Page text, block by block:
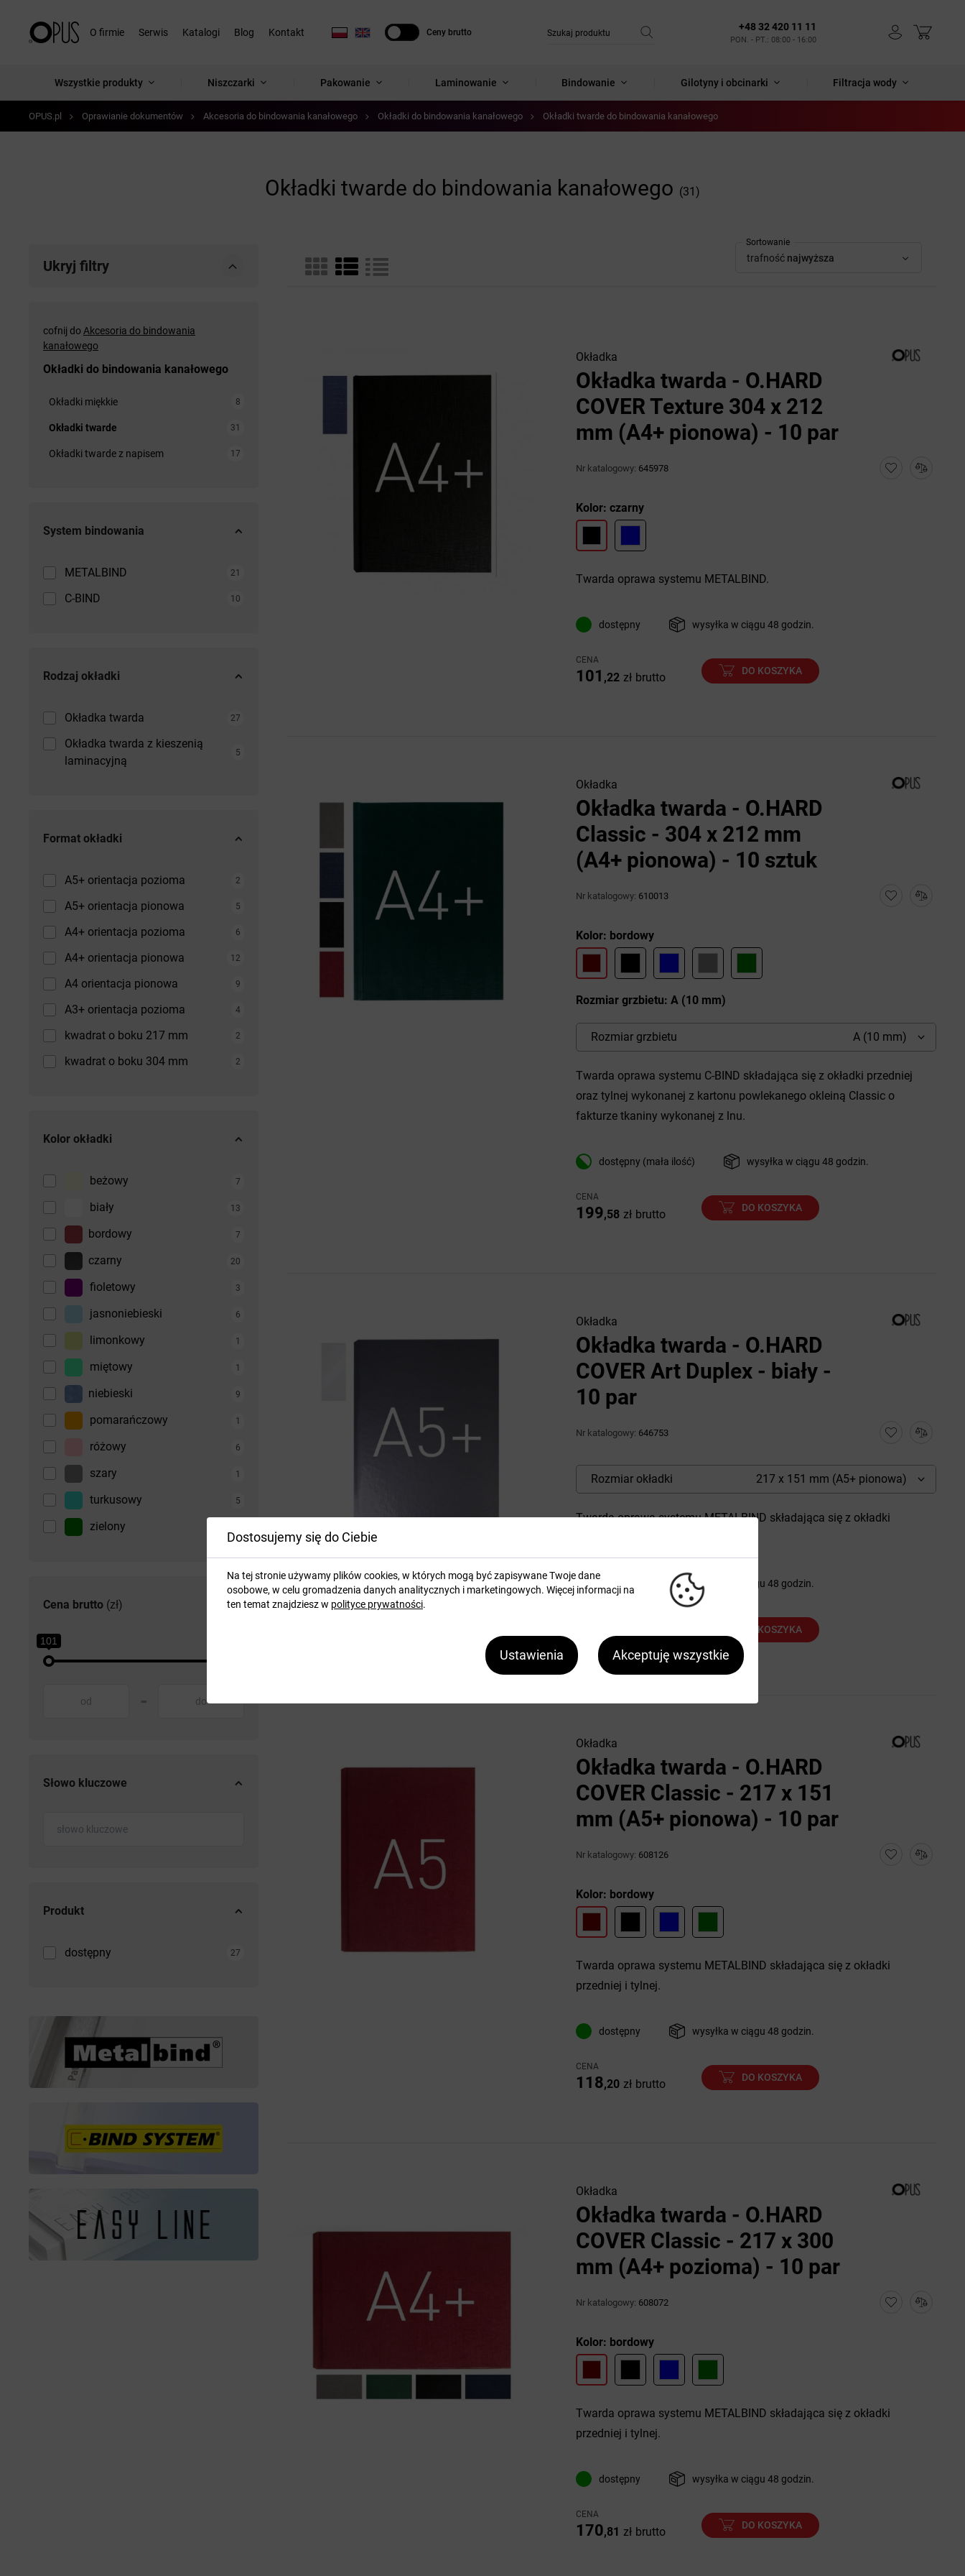
O firmie Serwis Katalogi Blog Kontakt
Ceny brutto
+48 32 420 11 11
PON. - PT.: 08:00 - 16:00
Wszystkie produkty Niszczarki Pakowanie Laminowanie Bindowanie Gilotyny i obcinarki Filtracja wody
OPUS.pl Oprawianie dokumentów Akcesoria do bindowania kanałowego Okładki do bindowania kanałowego Okładki twarde do bindowania kanałowego
Okładki twarde do bindowania kanałowego (31)
Ukryj filtry
Sortowanie
trafność najwyższa
cofnij do Akcesoria do bindowania
kanałowego
Okładki do bindowania kanałowego
Okładki miękkie 8
Okładki twarde 31
Okładki twarde z napisem 17
System bindowania
METALBIND 21
C-BIND 10
Rodzaj okładki
Okładka twarda 27
Okładka twarda z kieszenią
laminacyjną
5
Format okładki
A5+ orientacja pozioma 2
A5+ orientacja pionowa 5
A4+ orientacja pozioma 6
A4+ orientacja pionowa 12
A4 orientacja pionowa 9
A3+ orientacja pozioma 4
kwadrat o boku 217 mm 2
kwadrat o boku 304 mm 2
Kolor okładki
beżowy 7
biały 13
bordowy 7
czarny 20
fioletowy 3
jasnoniebieski 6
limonkowy 1
miętowy 1
niebieski 9
pomarańczowy 1
różowy 6
szary 1
turkusowy 5
zielony
Cena brutto (zł)
101
Słowo kluczowe
Produkt
dostępny 27
Okładka
Okładka twarda - O.HARD
COVER Texture 304 x 212
mm (A4+ pionowa) - 10 par
Nr katalogowy: 645978
Kolor: czarny
Twarda oprawa systemu METALBIND.
dostępny wysyłka w ciągu 48 godzin.
CENA
101 ,22 zł brutto
DO KOSZYKA
Okładka
Okładka twarda - O.HARD
Classic - 304 x 212 mm
(A4+ pionowa) - 10 sztuk
Nr katalogowy: 610013
Kolor: bordowy
Rozmiar grzbietu: A (10 mm)
Rozmiar grzbietu A (10 mm)
Twarda oprawa systemu C-BIND składająca się z okładki przedniej
oraz tylnej wykonanej z kartonu powlekanego okleiną Classic o
fakturze tkaniny wykonanej z lnu.
dostępny (mała ilość) wysyłka w ciągu 48 godzin.
CENA
199,58 zł brutto
DO KOSZYKA
Okładka
Okładka twarda - O.HARD
COVER Art Duplex - biały -
10 par
Nr katalogowy: 646753
Rozmiar okładki 217 x 151 mm (A5+ pionowa)
Twarda oprawa systemu METALBIND składająca się z okładki
dostępny wysyłka w ciągu 48 godzin.
,92 zł brutto
DO KOSZYKA
Okładka
Okładka twarda - O.HARD
COVER Classic - 217 x 151
mm (A5+ pionowa) - 10 par
Nr katalogowy: 608126
Kolor: bordowy
Twarda oprawa systemu METALBIND składająca się z okładki
przedniej i tylnej.
dostępny wysyłka w ciągu 48 godzin.
CENA
118,20 zł brutto
DO KOSZYKA
Okładka
Okładka twarda - O.HARD
COVER Classic - 217 x 300
mm (A4+ pozioma) - 10 par
Nr katalogowy: 608072
Kolor: bordowy
Twarda oprawa systemu METALBIND składająca się z okładki
przedniej i tylnej.
dostępny wysyłka w ciągu 48 godzin.
CENA
170,81 zł brutto
DO KOSZYKA
Dostosujemy się do Ciebie
Na tej stronie używamy plików cookies, w których mogą być zapisywane Twoje dane
osobowe, w celu gromadzenia danych analitycznych i marketingowych. Więcej informacji na
ten temat znajdziesz w polityce prywatności.
Ustawienia Akceptuję wszystkie